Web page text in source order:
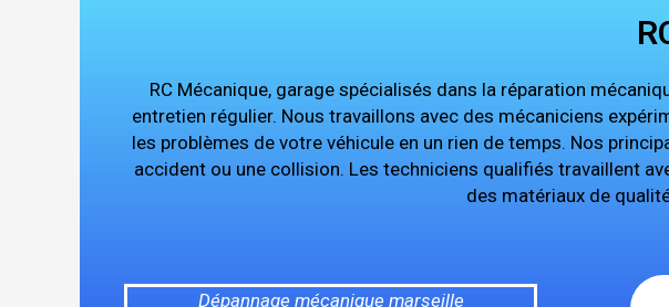
RC Mécanique, garage spécialisés dans la réparation
entretien régulier. Nous travaillons avec des mécaniciens
les problèmes de votre véhicule en un rien de temps. Nos
accident ou une collision. Les techniciens qualifiés travaillent
des matériaux de
Dépannage mécanique marseille